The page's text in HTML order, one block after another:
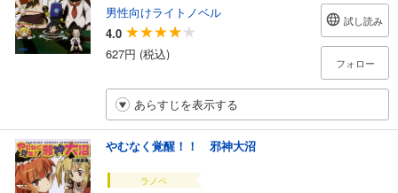
男性向けライトノベル
4.0
627円 (税込)
試し読み
フォロー
あらすじを表示する
やむなく覚醒！！ 邪神大沼
ラノベ